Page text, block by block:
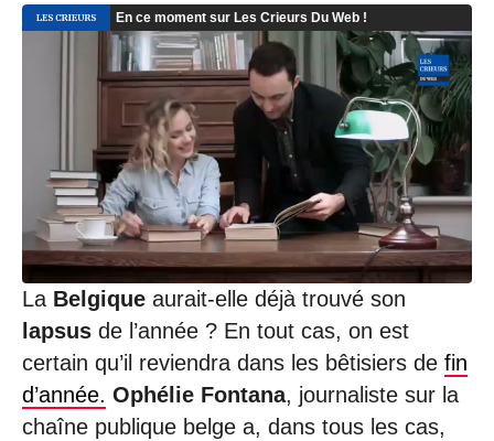
j
o
u
r
e
2
8
/
0
3
/
2
0
2
0
1
1
0
La Belgique aurait-elle déjà trouvé son
lapsus de l’année ? En tout cas, on est
certain qu’il reviendra dans les bêtisiers de fin
d’année. Ophélie Fontana, journaliste sur la
chaîne publique belge a, dans tous les cas,